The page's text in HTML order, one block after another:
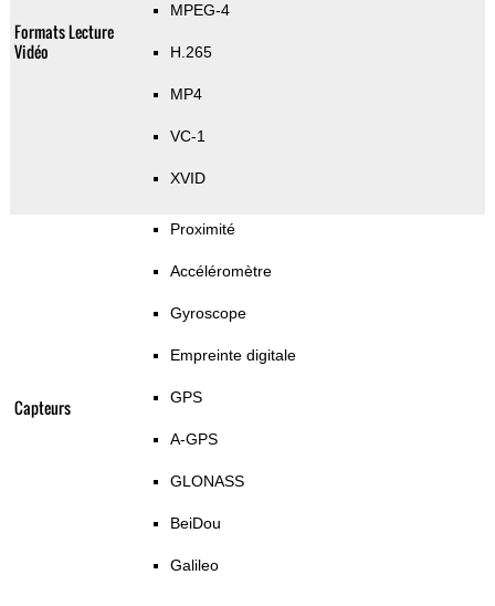
Formats Lecture
Vidéo
MPEG-4
H.265
MP4
VC-1
XVID
Capteurs
Proximité
Accéléromètre
Gyroscope
Empreinte digitale
GPS
A-GPS
GLONASS
BeiDou
Galileo